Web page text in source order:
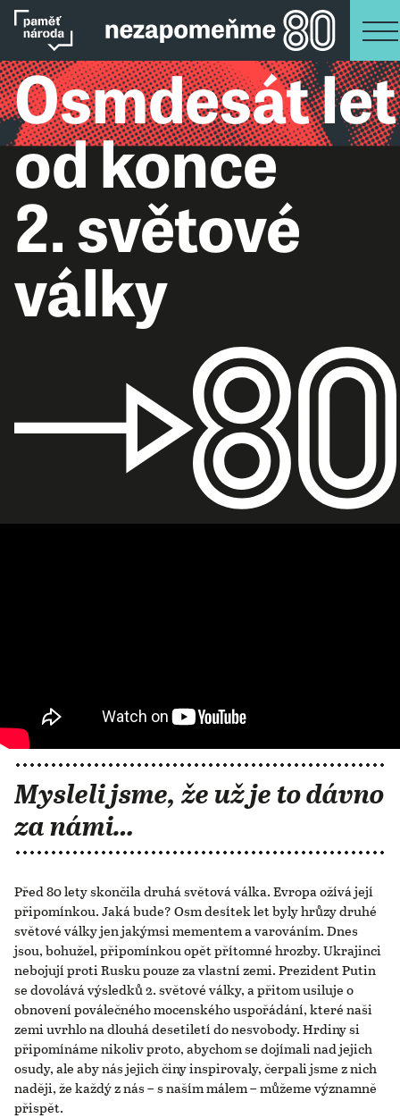
Osmdesát let
od konce
2. světové
války
Mysleli jsme, že už je to dávno
za námi…
Před 80 lety skončila druhá světová válka. Evropa ožívá její
připomínkou. Jaká bude? Osm desítek let byly hrůzy druhé
světové války jen jakýmsi mementem a varováním. Dnes
jsou, bohužel, připomínkou opět přítomné hrozby. Ukrajinci
nebojují proti Rusku pouze za vlastní zemi. Prezident Putin
se dovolává výsledků 2. světové války, a přitom usiluje o
obnovení poválečného mocenského uspořádání, které naši
zemi uvrhlo na dlouhá desetiletí do nesvobody. Hrdiny si
připomínáme nikoliv proto, abychom se dojímali nad jejich
osudy, ale aby nás jejich činy inspirovaly, čerpali jsme z nich
naději, že každý z nás – s naším málem – můžeme významně
přispět.